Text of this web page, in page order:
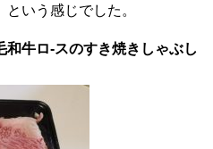
いう感じでした。
牛ロ-スのすき焼きしゃぶし